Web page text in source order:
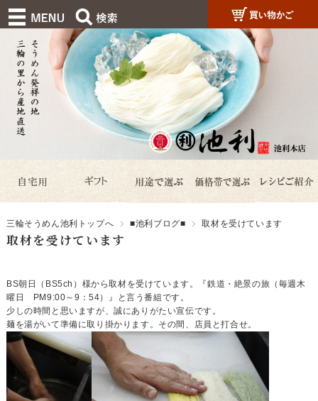
三輪そうめん池利トップへ ■池利ブログ■ 取材を受けています
取材を受けています
BS朝日（BS5ch）様から取材を受けています。『鉄道・絶景の旅（毎週木
曜日 PM9:00～9：54）』と言う番組です。
少しの時間と思いますが、誠にありがたい宣伝です。
麺を湯がいて準備に取り掛かります。その間、店員と打合せ。